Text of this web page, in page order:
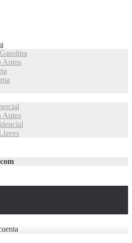
Autos
Autos